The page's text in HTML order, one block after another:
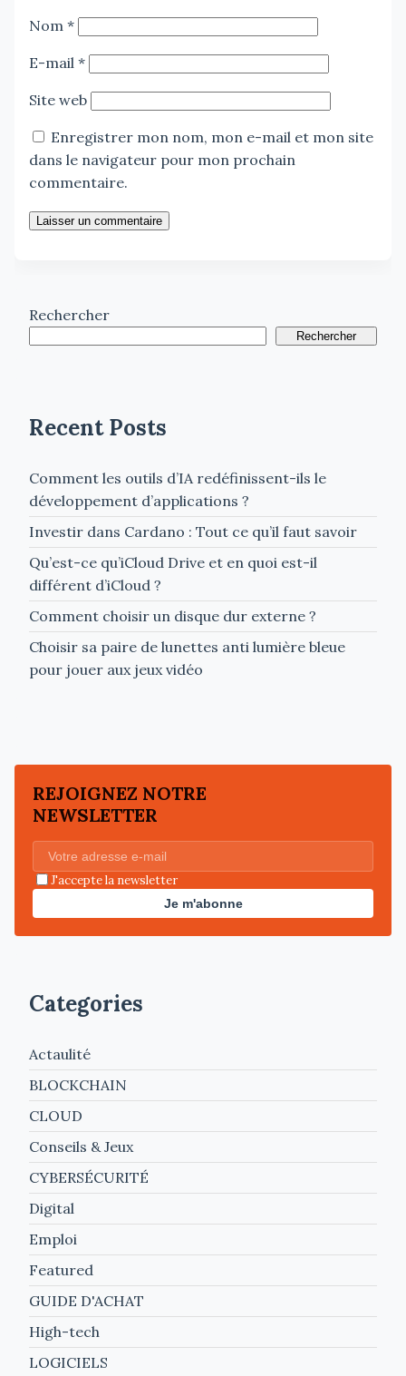
Nom *
E-mail *
Site web
Enregistrer mon nom, mon e-mail et mon site
dans le navigateur pour mon prochain
commentaire.
Laisser un commentaire
Rechercher
Rechercher
Recent Posts
Comment les outils d’IA redéfinissent-ils le
développement d’applications ?
Investir dans Cardano : Tout ce qu’il faut savoir
Qu’est-ce qu’iCloud Drive et en quoi est-il
différent d’iCloud ?
Comment choisir un disque dur externe ?
Choisir sa paire de lunettes anti lumière bleue
pour jouer aux jeux vidéo
REJOIGNEZ NOTRE
NEWSLETTER
J'accepte la newsletter
Je m'abonne
Categories
Actaulité
BLOCKCHAIN
CLOUD
Conseils & Jeux
CYBERSÉCURITÉ
Digital
Emploi
Featured
GUIDE D'ACHAT
High-tech
LOGICIELS